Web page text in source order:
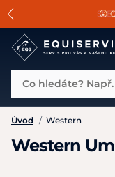
😮
📐Pasování a
Úvod / Western
Western